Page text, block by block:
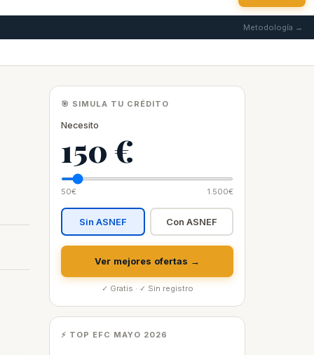
Metodología →
🎯 SIMULA TU CRÉDITO
Necesito
150 €
50€ 1.500€
Sin ASNEF Con ASNEF
Ver mejores ofertas →
✓ Gratis · ✓ Sin registro
⚡ TOP EFC MAYO 2026